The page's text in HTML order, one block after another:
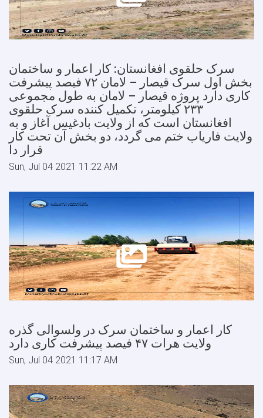
سرک حلقوی افغانستان: کار اعمار و ساختمان
بخش اول سرک قیصار – لامان ۷۲ فیصد پیشرفت
کاری دارد پروژه قیصار – لامان به طول مجموعی
۲۳۳ کیلومتر، تکمیل کننده سرک حلقوی
افغانستان است که از ولایت بادغیس آغاز و به
ولایت فاریاب ختم می گردد، دو بخش آن تحت کار
قرار دا
Sun, Jul 04 2021 11:22 AM
کار اعمار و ساختمان سرک در ولسوالی گذره
ولایت هرات ۴۷ فیصد پیشرفت کاری دارد
Sun, Jul 04 2021 11:17 AM